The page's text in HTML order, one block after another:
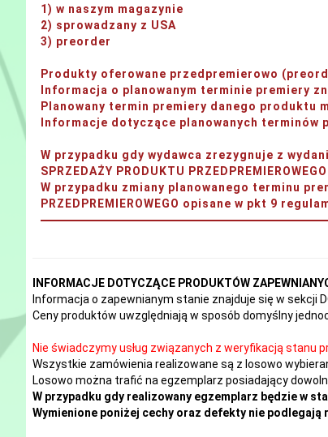
1) w naszym magazynie
2) sprowadzany z USA
3) preorder
Produkty oferowane przedpremierowo
Informacja o planowanym terminie premiery
Planowany termin premiery danego produktu
Informacje dotyczące planowanych
W przypadku gdy wydawca zrezygnuje z
SPRZEDAŻY PRODUKTU
W przypadku zmiany planowanego terminu
PRZEDPREMIEROWEGO opisane w pkt 9
INFORMACJE DOTYCZĄCE PRODUKTÓW
Informacja o zapewnianym stanie znajduje się w sekcji
Ceny produktów uwzględniają w sposób domyślny
Nie świadczymy usług związanych z weryfikacją stanu
Wszystkie zamówienia realizowane są z losowo
Losowo można trafić na egzemplarz posiadający
W przypadku gdy realizowany egzemplarz będzie w
Wymienione poniżej cechy oraz defekty nie podlegają